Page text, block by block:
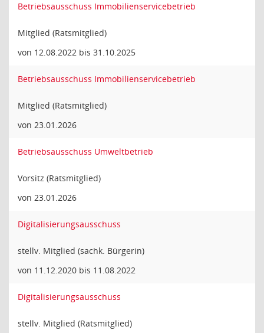
Betriebsausschuss Immobilienservicebetrieb
Mitglied (Ratsmitglied)
von 12.08.2022 bis 31.10.2025
Betriebsausschuss Immobilienservicebetrieb
Mitglied (Ratsmitglied)
von 23.01.2026
Betriebsausschuss Umweltbetrieb
Vorsitz (Ratsmitglied)
von 23.01.2026
Digitalisierungsausschuss
stellv. Mitglied (sachk. Bürgerin)
von 11.12.2020 bis 11.08.2022
Digitalisierungsausschuss
stellv. Mitglied (Ratsmitglied)